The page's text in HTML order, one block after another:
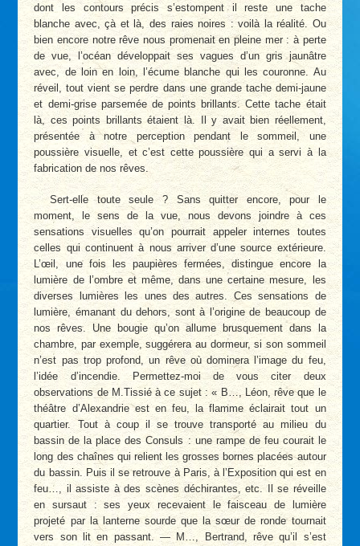
dont les contours précis s’estompent il reste une tache
blanche avec, çà et là, des raies noires : voilà la réalité. Ou
bien encore notre rêve nous promenait en pleine mer : à perte
de vue, l’océan développait ses vagues d’un gris jaunâtre
avec, de loin en loin, l’écume blanche qui les couronne. Au
réveil, tout vient se perdre dans une grande tache demi-jaune
et demi-grise parsemée de points brillants. Cette tache était
là, ces points brillants étaient là. Il y avait bien réellement,
présentée à notre perception pendant le sommeil, une
poussière visuelle, et c’est cette poussière qui a servi à la
fabrication de nos rêves.
Sert-elle toute seule ? Sans quitter encore, pour le
moment, le sens de la vue, nous devons joindre à ces
sensations visuelles qu’on pourrait appeler internes toutes
celles qui continuent à nous arriver d’une source extérieure.
L’œil, une fois les paupières fermées, distingue encore la
lumière de l’ombre et même, dans une certaine mesure, les
diverses lumières les unes des autres. Ces sensations de
lumière, émanant du dehors, sont à l’origine de beaucoup de
nos rêves. Une bougie qu’on allume brusquement dans la
chambre, par exemple, suggérera au dormeur, si son sommeil
n’est pas trop profond, un rêve où dominera l’image du feu,
l’idée d’incendie. Permettez-moi de vous citer deux
observations de M.Tissié à ce sujet : « B…, Léon, rêve que le
théâtre d’Alexandrie est en feu, la flamme éclairait tout un
quartier. Tout à coup il se trouve transporté au milieu du
bassin de la place des Consuls : une rampe de feu courait le
long des chaînes qui relient les grosses bornes placées autour
du bassin. Puis il se retrouve à Paris, à l’Exposition qui est en
feu…, il assiste à des scènes déchirantes, etc. Il se réveille
en sursaut : ses yeux recevaient le faisceau de lumière
projeté par la lanterne sourde que la sœur de ronde tournait
vers son lit en passant. — M…, Bertrand, rêve qu’il s’est